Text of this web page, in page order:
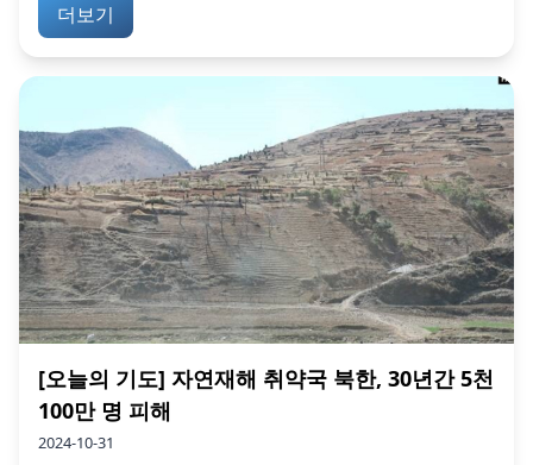
더보기
[오늘의 기도] 자연재해 취약국 북한, 30년간 5천
100만 명 피해
2024-10-31